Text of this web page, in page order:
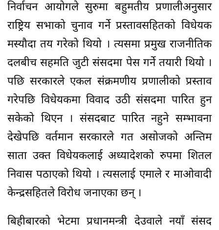
निर्वाचन आयोगले सुरुमा बहुमतीय प्रणालीअनुसार
राष्ट्रिय सभाको चुनाव गर्ने प्रस्तावसहितको विधेयक
मस्यौदा तय गरेको थियो । त्यसमा प्रमुख राजनीतिक
दलबीच सहमति जुटी संसदमा पेस गर्ने तयारी थियो ।
पछि सरकारले एकल संक्रमणीय प्रणालीको प्रस्ताव
गरेपछि विधेयकमा विवाद उठी संसदमा पारित हुन
सकेको थिएन । संसदबाट पारित नहुने सम्भावना
देखेपछि वर्तमान सरकारले गत असोजको अन्तिम
साता उक्त विधेयकलाई अध्यादेशको रुपमा शितल
निवास पठाएको थियो । त्यसलाई एमाले र माओवादी
केन्द्रसहितले विरोध जनाएका छन् ।
बिहीबारको भेटमा प्रधानमन्त्री देउवाले नयाँ संसद